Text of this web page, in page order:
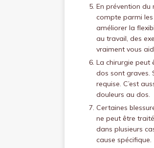
En prévention
compte parmi les
améliorer la
au travail, des
vraiment vous
La chirurgie peut
dos sont graves.
requise. C’est
douleurs au dos.
Certaines
ne peut être
dans plusieurs
cause spécifique.